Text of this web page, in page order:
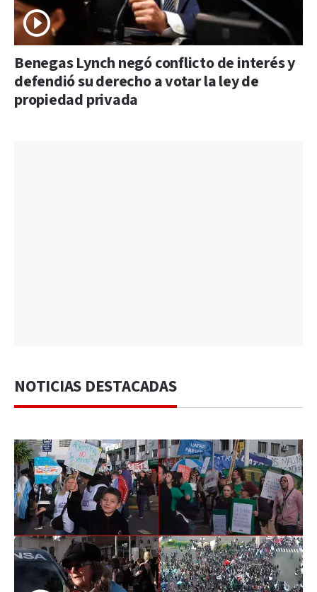
Benegas Lynch negó conflicto de interés y
defendió su derecho a votar la ley de
propiedad privada
NOTICIAS DESTACADAS